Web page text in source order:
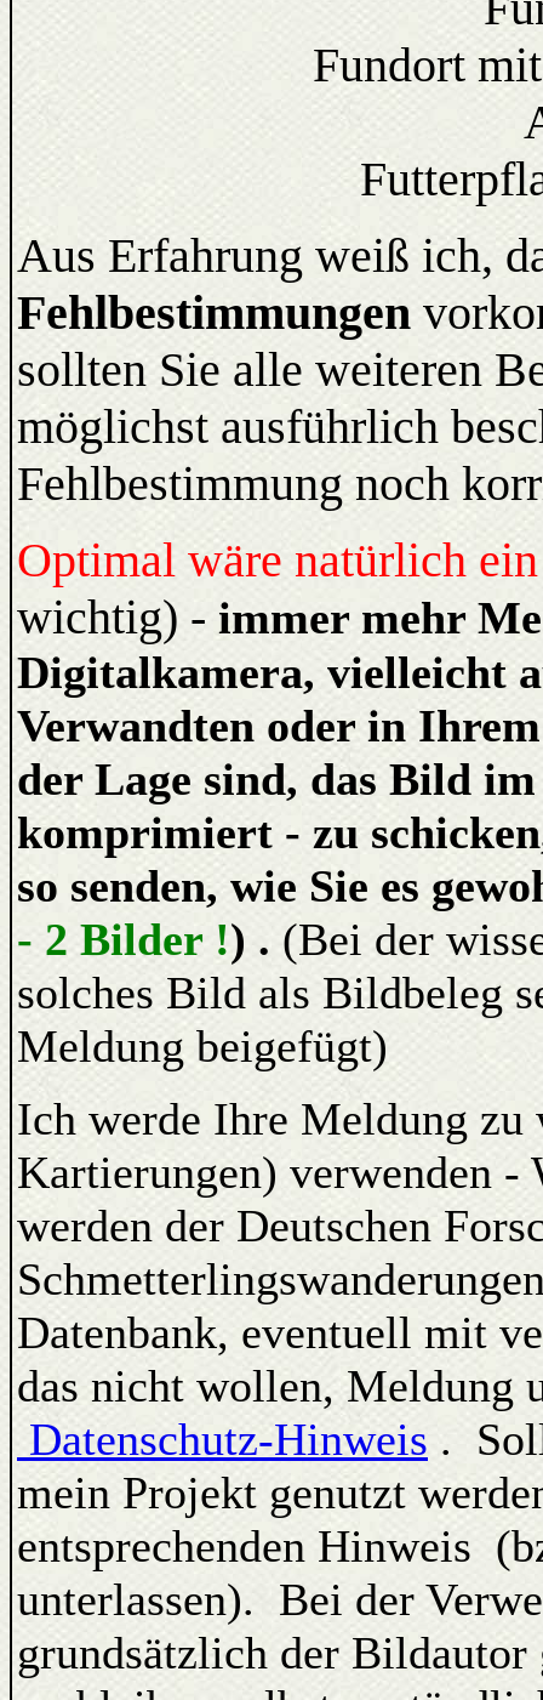
Fundort
Aus Erfahrung weiß ich,
Fehlbestimmungen
sollten Sie alle weiteren
möglichst ausführlich
Fehlbestimmung noch
Optimal wäre natürlich
wichtig) - immer mehr
Digitalkamera, vielleicht
Verwandten oder in
der Lage sind, das Bild
komprimiert - zu
so senden, wie Sie es
- 2 Bilder !) . (Bei der
solches Bild als Bildbeleg
Meldung beigefügt)
Ich werde Ihre Meldung zu
Kartierungen) verwenden -
werden der Deutschen
Datenbank, eventuell mit
das nicht wollen, Meldung
Datenschutz-Hinweis .
mein Projekt genutzt
entsprechenden Hinweis
unterlassen). Bei der
grundsätzlich der